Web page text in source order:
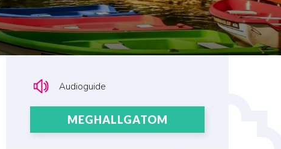
Audioguide
MEGHALLGATOM